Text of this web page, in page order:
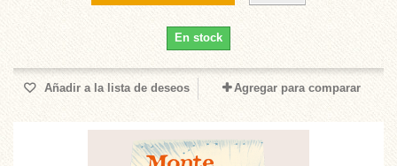
En stock
Añadir a la lista de deseos Agregar para comparar